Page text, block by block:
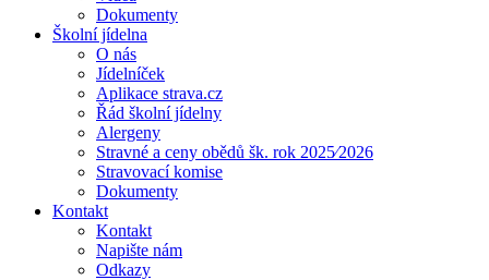
Dokumenty
Školní jídelna
O nás
Jídelníček
Aplikace strava.cz
Řád školní jídelny
Alergeny
Stravné a ceny obědů šk. rok 2025⁄2026
Stravovací komise
Dokumenty
Kontakt
Kontakt
Napište nám
Odkazy